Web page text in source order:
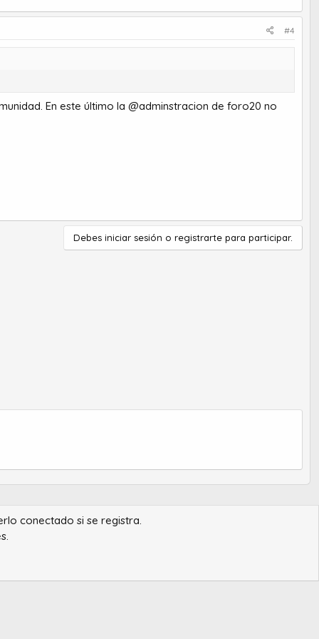
#4
En este último la @adminstracion de foro20 no
Debes iniciar sesión o registrarte para participar.
conectado si se registra.